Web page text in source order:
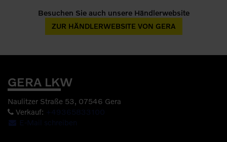
Besuchen Sie auch unsere Händlerwebsite
ZUR HÄNDLERWEBSITE VON GERA
GERA LKW
Naulitzer Straße 53, 07546 Gera
Verkauf: +49365833100
E-Mail schreiben